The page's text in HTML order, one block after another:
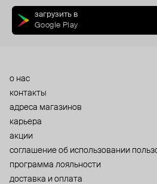
загрузить в
Google Play
о нас
контакты
адреса магазинов
карьера
акции
cоглашение об использовании
программа лояльности
доставка и оплата